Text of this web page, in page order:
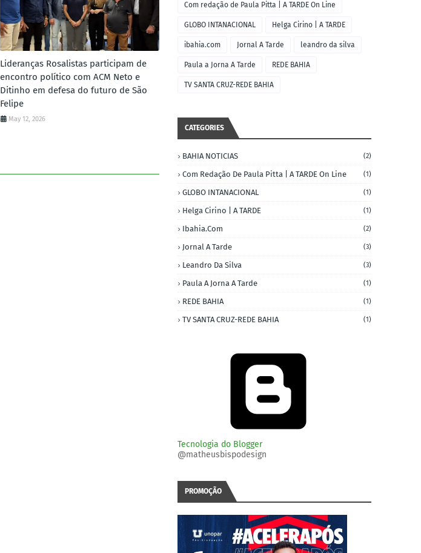
Lideranças Rosalistas participam de
encontro político com ACM Neto e
Ditinho em defesa do futuro de São
Felipe
May 12, 2026
Com redação de Paula Pitta | A TARDE On Line
GLOBO INTANACIONAL Helga Cirino | A TARDE
ibahia.com Jornal A Tarde leandro da silva
Paula a Jorna A Tarde REDE BAHIA
TV SANTA CRUZ-REDE BAHIA
CATEGORIES
BAHIA NOTICIAS (2)
Com Redação De Paula Pitta | A TARDE On Line (1)
GLOBO INTANACIONAL (1)
Helga Cirino | A TARDE (1)
Ibahia.com (2)
Jornal A Tarde (3)
Leandro Da Silva (3)
Paula A Jorna A Tarde (1)
REDE BAHIA (1)
TV SANTA CRUZ-REDE BAHIA (1)
Tecnologia do Blogger
@matheusbispodesign
PROMOÇÃO